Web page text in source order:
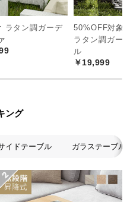
作れます。
ラタン調ガーデ
50%OFF対象
ラタン調ガー
ル
￥19,999
ング
イドテーブル ガラステーブル